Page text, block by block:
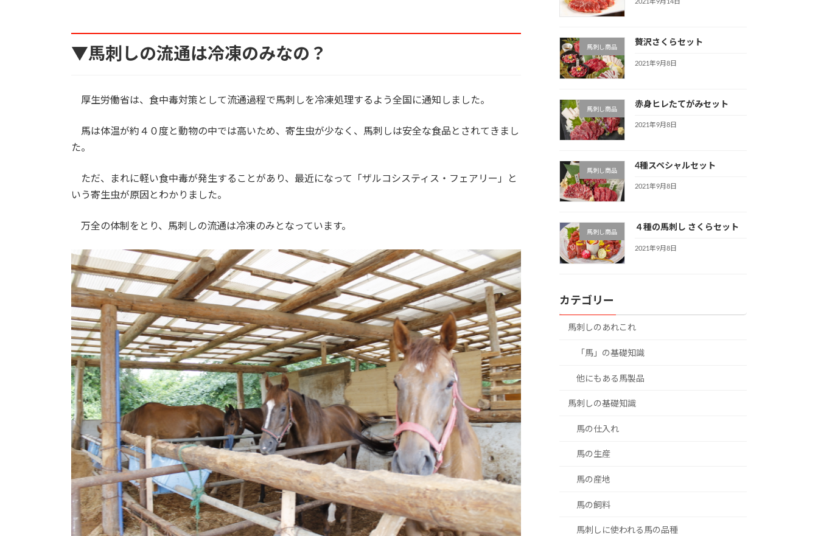
▼馬刺しの流通は冷凍のみなの？
厚生労働省は、食中毒対策として流通過程で馬刺しを冷凍処理するよう全国に通知しました。
馬は体温が約４０度と動物の中では高いため、寄生虫が少なく、馬刺しは安全な食品とされてきまし
た。
ただ、まれに軽い食中毒が発生することがあり、最近になって「ザルコシスティス・フェアリー」と
いう寄生虫が原因とわかりました。
万全の体制をとり、馬刺しの流通は冷凍のみとなっています。
2021年9月14日
馬刺し商品
贅沢さくらセット
2021年9月8日
馬刺し商品
赤身ヒレたてがみセット
2021年9月8日
馬刺し商品
4種スペシャルセット
2021年9月8日
馬刺し商品
４種の馬刺し さくらセット
2021年9月8日
カテゴリー
馬刺しのあれこれ
「馬」の基礎知識
他にもある馬製品
馬刺しの基礎知識
馬の仕入れ
馬の生産
馬の産地
馬の飼料
馬刺しに使われる馬の品種